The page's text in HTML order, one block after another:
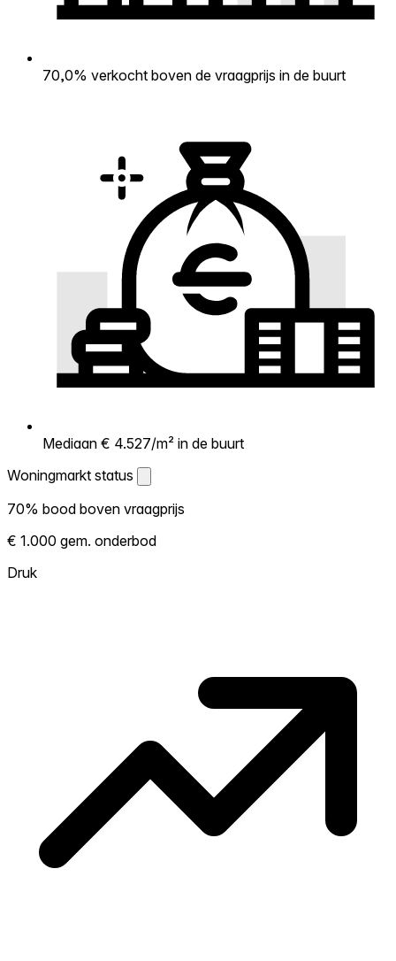
70,0% verkocht boven de vraagprijs in de buurt
Mediaan € 4.527/m² in de buurt
Woningmarkt status
Woningmarkt status
Laat zien hoe competitief de markt hier is.
Hoe meer woningen boven vraagprijs
verkopen, hoe heter. Heet? Verwacht
70% bood boven vraagprijs
€ 1.000 gem. onderbod
Druk